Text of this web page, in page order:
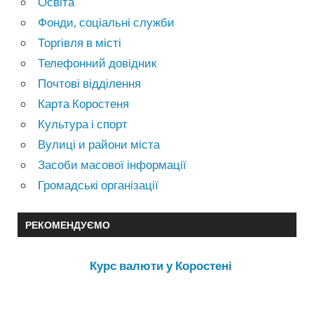
Фонди, соціальні служби
Торгівля в місті
Телефонний довідник
Почтові відділення
Карта Коростеня
Культура і спорт
Вулиці и райони міста
Засоби масової інформації
Громадські організації
РЕКОМЕНДУЄМО
Курс валюти у Коростені